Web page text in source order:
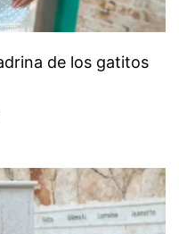
de los gatitos